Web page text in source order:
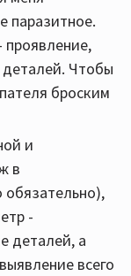
паразитное.
проявление,
деталей. Чтобы
броским
и
в
обязательно),
-
деталей, а
всего